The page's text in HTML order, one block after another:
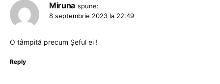
Miruna spune:
8 septembrie 2023 la 22:49
O tâmpită precum Șeful ei !
Reply